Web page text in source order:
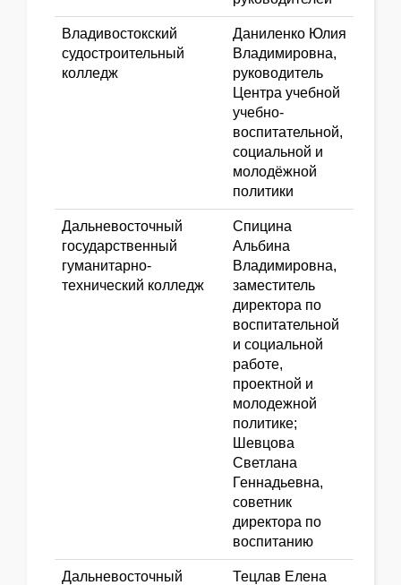
Владивостокский
судостроительный
колледж
Даниленко Юлия
Владимировна,
руководитель
Центра учебной
учебно-
воспитательной,
социальной и
молодёжной
политики
Дальневосточный
государственный
гуманитарно-
технический колледж
Спицина
Альбина
Владимировна,
заместитель
директора по
воспитательной
и социальной
работе,
проектной и
молодежной
политике;
Шевцова
Светлана
Геннадьевна,
советник
директора по
воспитанию
Дальневосточный
Тецлав Елена